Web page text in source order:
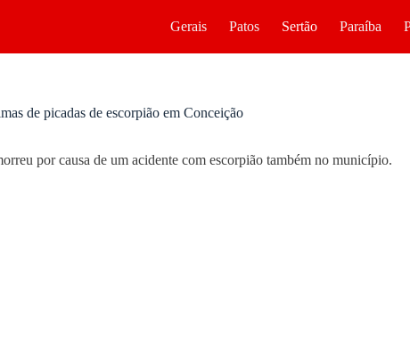
Gerais Patos Sertão Paraíba
de picadas de escorpião em Conceição
por causa de um acidente com escorpião também no município.